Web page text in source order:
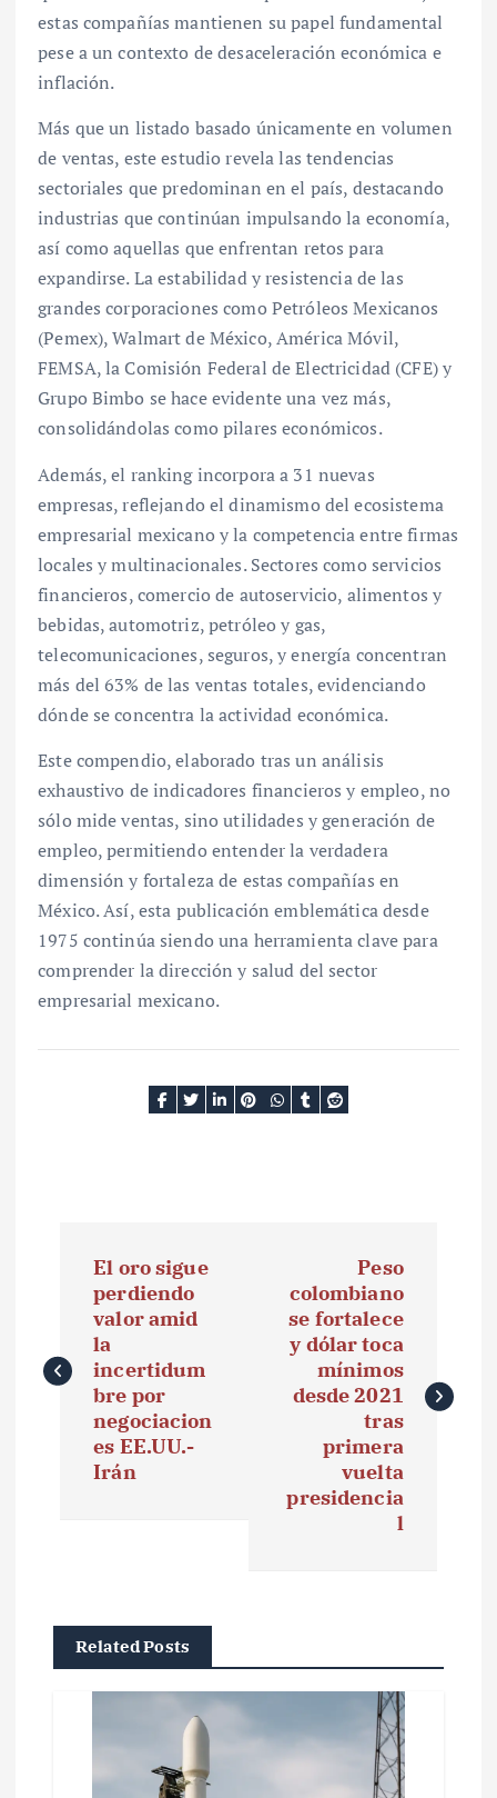
estas compañías mantienen su papel fundamental
pese a un contexto de desaceleración económica e
inflación.
Más que un listado basado únicamente en volumen
de ventas, este estudio revela las tendencias
sectoriales que predominan en el país, destacando
industrias que continúan impulsando la economía,
así como aquellas que enfrentan retos para
expandirse. La estabilidad y resistencia de las
grandes corporaciones como Petróleos Mexicanos
(Pemex), Walmart de México, América Móvil,
FEMSA, la Comisión Federal de Electricidad (CFE) y
Grupo Bimbo se hace evidente una vez más,
consolidándolas como pilares económicos.
Además, el ranking incorpora a 31 nuevas
empresas, reflejando el dinamismo del ecosistema
empresarial mexicano y la competencia entre firmas
locales y multinacionales. Sectores como servicios
financieros, comercio de autoservicio, alimentos y
bebidas, automotriz, petróleo y gas,
telecomunicaciones, seguros, y energía concentran
más del 63% de las ventas totales, evidenciando
dónde se concentra la actividad económica.
Este compendio, elaborado tras un análisis
exhaustivo de indicadores financieros y empleo, no
sólo mide ventas, sino utilidades y generación de
empleo, permitiendo entender la verdadera
dimensión y fortaleza de estas compañías en
México. Así, esta publicación emblemática desde
1975 continúa siendo una herramienta clave para
comprender la dirección y salud del sector
empresarial mexicano.
e
El oro sigue
perdiendo
valor amid
la
incertidum
bre por
negociacion
es EE.UU.-
Irán
Peso
colombiano
se fortalece
y dólar toca
mínimos
desde 2021
tras
primera
vuelta
presidencia
l
Related Posts